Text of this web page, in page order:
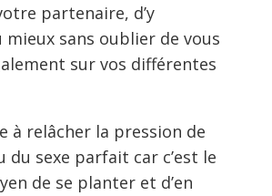
partenaire, d’y
mieux sans oublier de vous
sur vos différentes
à relâcher la pression de
du sexe parfait car c’est le
de se planter et d’en